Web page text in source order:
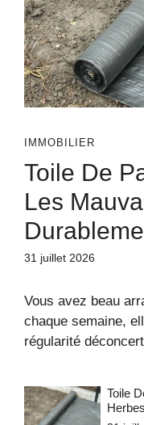
IMMOBILIER
Toile De
Les
31 juillet 2026
Vous avez beau
chaque semaine,
régularité
Toile